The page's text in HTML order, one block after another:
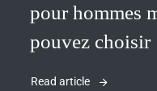
pour hommes
pouvez choisir
Read article